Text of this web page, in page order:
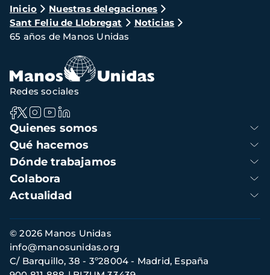
Ruta
de
navegación
Inicio
Nuestras delegaciones
Sant Feliu de Llobregat
Noticias
65 años de Manos Unidas
Navegación
principal
Quienes somos
Qué hacemos
Dónde trabajamos
Colabora
Actualidad
Redes sociales
Información
de
contacto
© 2026 Manos Unidas
C/ Barquillo, 38 - 3º28004 - Madrid, España
info@manosunidas.org